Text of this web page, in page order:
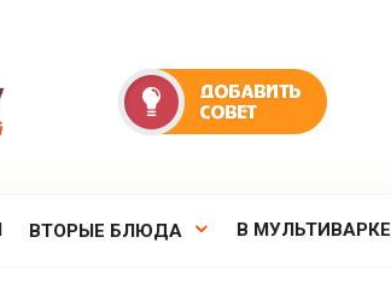
ВТОРЫЕ БЛЮДА В МУЛЬТИВАРКЕ